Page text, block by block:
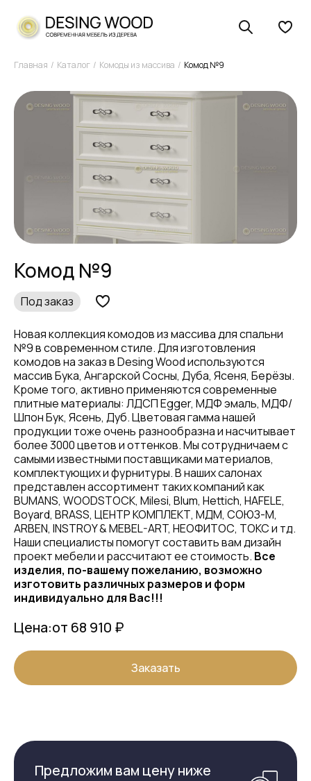
Главная Каталог Комоды из массива Комод №9
Комод №9
Под заказ
Новая коллекция комодов из массива для спальни
№9 в современном стиле. Для изготовления
комодов на заказ в Desing Wood используются
массив Бука, Ангарской Сосны, Дуба, Ясеня, Берёзы.
Кроме того, активно применяются современные
плитные материалы: ЛДСП Egger, МДФ эмаль, МДФ/
Шпон Бук, Ясень, Дуб. Цветовая гамма нашей
продукции тоже очень разнообразна и насчитывает
более 3000 цветов и оттенков. Мы сотрудничаем с
самыми известными поставщиками материалов,
комплектующих и фурнитуры. В наших салонах
представлен ассортимент таких компаний как
BUMANS, WOODSTOCK, Milesi, Blum, Hettich, HAFELE,
Boyard, BRASS, ЦЕНТР КОМПЛЕКТ, МДМ, СОЮЗ-М,
ARBEN, INSTROY & MEBEL-ART, НЕОФИТОС, ТОКС и тд.
Наши специалисты помогут составить вам дизайн
проект мебели и рассчитают ее стоимость. Все
изделия, по-вашему пожеланию, возможно
изготовить различных размеров и форм
индивидуально для Вас!!!
Цена:от 68 910 ₽
Заказать
Предложим вам цену ниже